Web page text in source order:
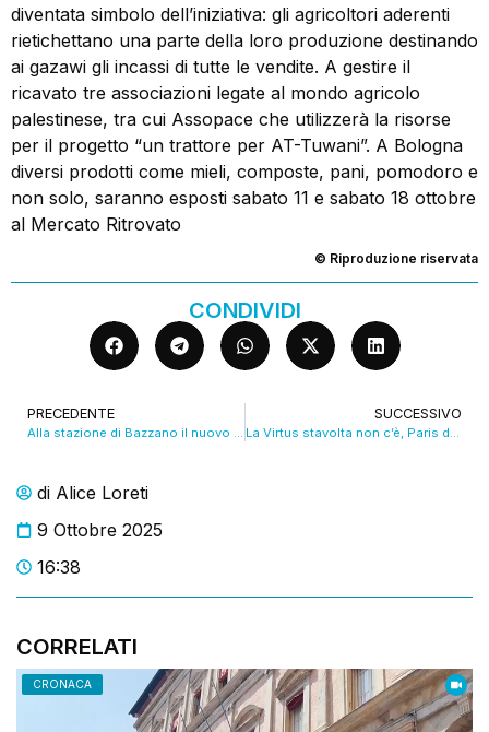
di Alice Loreti
9 Ottobre 2025
16:38
CORRELATI
CRONACA
diventata simbolo dell’iniziativa: gli agricoltori aderenti
rietichettano una parte della loro produzione destinando
ai gazawi gli incassi di tutte le vendite. A gestire il
ricavato tre associazioni legate al mondo agricolo
palestinese, tra cui Assopace che utilizzerà la risorse
per il progetto “un trattore per AT-Tuwani”. A Bologna
diversi prodotti come mieli, composte, pani, pomodoro e
non solo, saranno esposti sabato 11 e sabato 18 ottobre
al Mercato Ritrovato
© Riproduzione riservata
CONDIVIDI
PRECEDENTE
Alla stazione di Bazzano il nuovo sottopasso dedicato a Stefano Benni. VIDEO
SUCCESSIVO
La Virtus stavolta non c’è, Paris domina